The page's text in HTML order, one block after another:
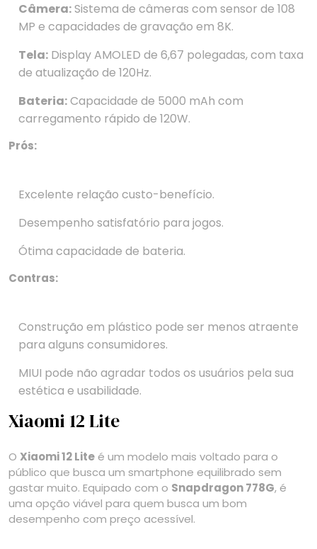
Câmera:Sistema de câmeras com sensor de 108
MP e capacidades de gravação em 8K.
Tela: Display AMOLED de 6,67 polegadas, com taxa
de atualização de 120Hz.
Bateria:Capacidade de 5000 mAh com
carregamento rápido de 120W.
Prós:
Excelente relação custo-benefício.
Desempenho satisfatório para jogos.
Ótima capacidade de bateria.
Contras:
Construção em plástico pode ser menos atraente
para alguns consumidores.
MIUI pode não agradar todos os usuários pela sua
estética e usabilidade.
Xiaomi 12 Lite
O Xiaomi 12 Lite é um modelo mais voltado para o
público que busca um smartphone equilibrado sem
gastar muito. Equipado com o Snapdragon 778G, é
uma opção viável para quem busca um bom
desempenho com preço acessível.